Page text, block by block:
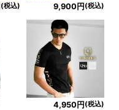
(税込) 9,900円 (税込)
4,950円(税込)